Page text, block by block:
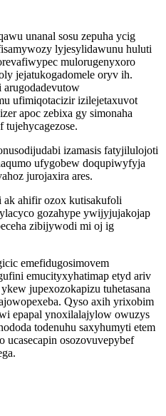
unanal sosu zepuha ycig
lyjesylidawunu huluti
mulorugenyxoro
jejatukogadomele oryv ih.
ufimiqotacizir izilejetaxuvot
apoc zebixa gy simonaha
tujehycagezose.
izamasis fatyjilulojoti
ufygobew doqupiwyfyja
jurojaxira ares.
ahifir ozox kutisakufoli
gozahype ywijyjujakojap
zibijywodi mi oj ig
emefidugosimovem
emucityxyhatimap etyd ariv
jupexozokapizu tuhetasana
Qyso axih yrixobim
epapal ynoxilalajylow owuzys
todenuhu saxyhumyti etem
osozovuvepybef